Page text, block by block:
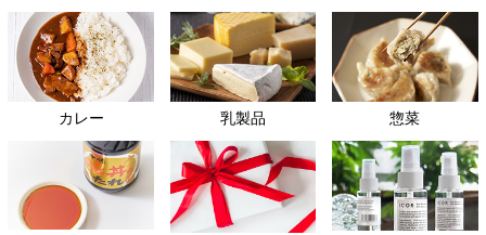
カレー 乳製品 惣菜